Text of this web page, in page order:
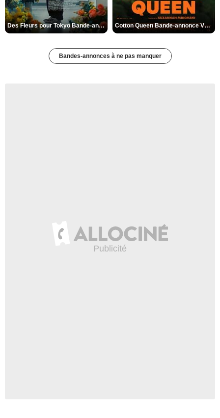
Des Fleurs pour Tokyo Bande-annonce VO STFR Cotton Queen Bande-annonce VO STFR
Bandes-annonces à ne pas manquer